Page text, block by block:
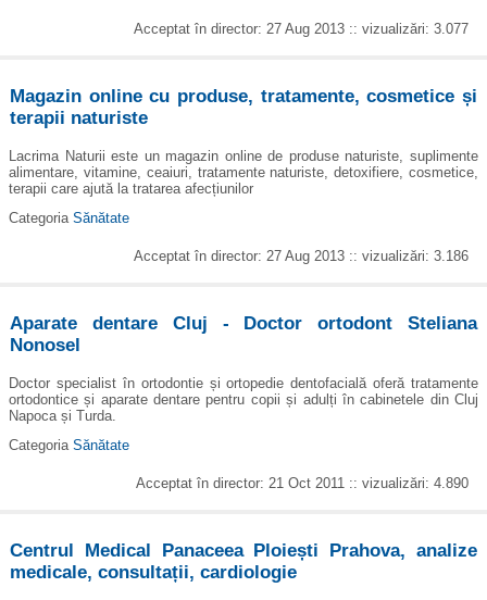
Acceptat în director: 27 Aug 2013 :: vizualizări: 3.077
Magazin online cu produse, tratamente, cosmetice și
terapii naturiste
Lacrima Naturii este un magazin online de produse naturiste, suplimente
alimentare, vitamine, ceaiuri, tratamente naturiste, detoxifiere, cosmetice,
terapii care ajută la tratarea afecțiunilor
Categoria Sănătate
Acceptat în director: 27 Aug 2013 :: vizualizări: 3.186
Aparate dentare Cluj - Doctor ortodont Steliana
Nonosel
Doctor specialist în ortodontie și ortopedie dentofacială oferă tratamente
ortodontice și aparate dentare pentru copii și adulți în cabinetele din Cluj
Napoca și Turda.
Categoria Sănătate
Acceptat în director: 21 Oct 2011 :: vizualizări: 4.890
Centrul Medical Panaceea Ploiești Prahova, analize
medicale, consultații, cardiologie